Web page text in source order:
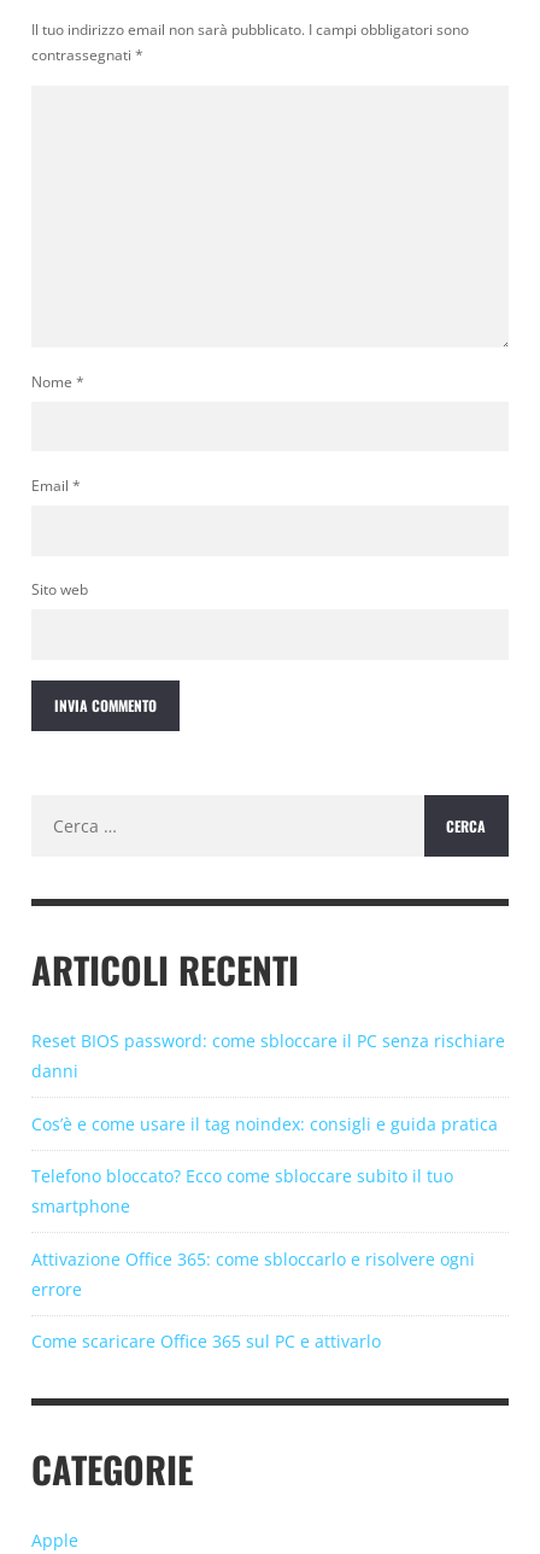
Il tuo indirizzo email non sarà pubblicato. I campi obbligatori sono
contrassegnati *
Nome *
Email *
Sito web
per:
ARTICOLI RECENTI
Reset BIOS password: come sbloccare il PC senza rischiare
danni
Cos’è e come usare il tag noindex: consigli e guida pratica
Telefono bloccato? Ecco come sbloccare subito il tuo
smartphone
Attivazione Office 365: come sbloccarlo e risolvere ogni
errore
Come scaricare Office 365 sul PC e attivarlo
CATEGORIE
Apple